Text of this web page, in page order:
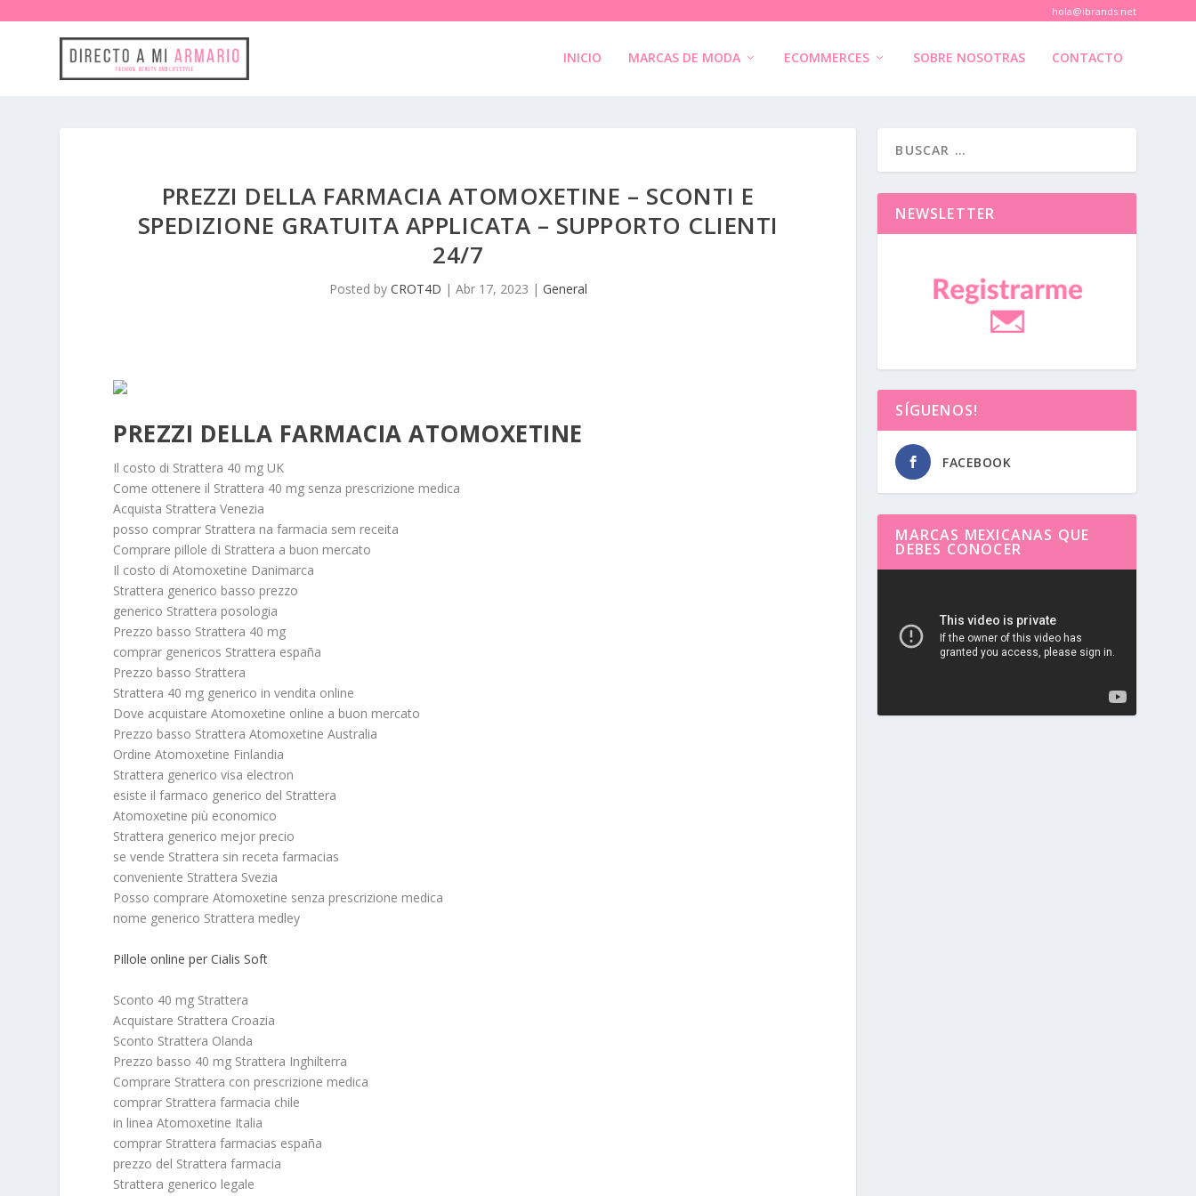
hola@ibrands.net
INICIO MARCAS DE MODA ECOMMERCES SOBRE NOSOTRAS CONTACTO
PREZZI DELLA FARMACIA ATOMOXETINE – SCONTI E
SPEDIZIONE GRATUITA APPLICATA – SUPPORTO CLIENTI
24/7
Posted by CROT4D | Abr 17, 2023 | General
PREZZI DELLA FARMACIA ATOMOXETINE
Il costo di Strattera 40 mg UK
Come ottenere il Strattera 40 mg senza prescrizione medica
Acquista Strattera Venezia
posso comprar Strattera na farmacia sem receita
Comprare pillole di Strattera a buon mercato
Il costo di Atomoxetine Danimarca
Strattera generico basso prezzo
generico Strattera posologia
Prezzo basso Strattera 40 mg
comprar genericos Strattera españa
Prezzo basso Strattera
Strattera 40 mg generico in vendita online
Dove acquistare Atomoxetine online a buon mercato
Prezzo basso Strattera Atomoxetine Australia
Ordine Atomoxetine Finlandia
Strattera generico visa electron
esiste il farmaco generico del Strattera
Atomoxetine più economico
Strattera generico mejor precio
se vende Strattera sin receta farmacias
conveniente Strattera Svezia
Posso comprare Atomoxetine senza prescrizione medica
nome generico Strattera medley
Pillole online per Cialis Soft
Sconto 40 mg Strattera
Acquistare Strattera Croazia
Sconto Strattera Olanda
Prezzo basso 40 mg Strattera Inghilterra
Comprare Strattera con prescrizione medica
comprar Strattera farmacia chile
in linea Atomoxetine Italia
comprar Strattera farmacias españa
prezzo del Strattera farmacia
Strattera generico legale
NEWSLETTER
SÍGUENOS!
FACEBOOK
MARCAS MEXICANAS QUE
DEBES CONOCER